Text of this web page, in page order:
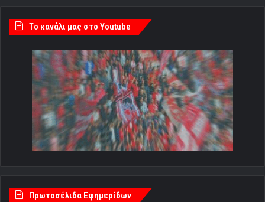
Tο κανάλι μας στο Youtube
Πρωτοσέλιδα Εφημερίδων